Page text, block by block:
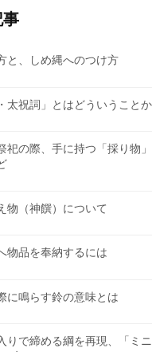
事
と、しめ縄へのつけ方
太祝詞」とはどういうこと
祀の際、手に持つ「採り物
物（神饌）について
物品を奉納するには
に鳴らす鈴の意味とは
りで締める綱を再現、「ミ